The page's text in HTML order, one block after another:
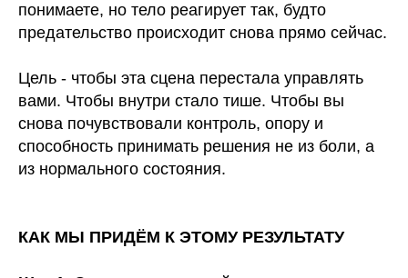
понимаете, но тело реагирует так, будто
предательство происходит снова прямо сейчас.
Цель - чтобы эта сцена перестала управлять
вами. Чтобы внутри стало тише. Чтобы вы
снова почувствовали контроль, опору и
способность принимать решения не из боли, а
из нормального состояния.
КАК МЫ ПРИДЁМ К ЭТОМУ РЕЗУЛЬТАТУ